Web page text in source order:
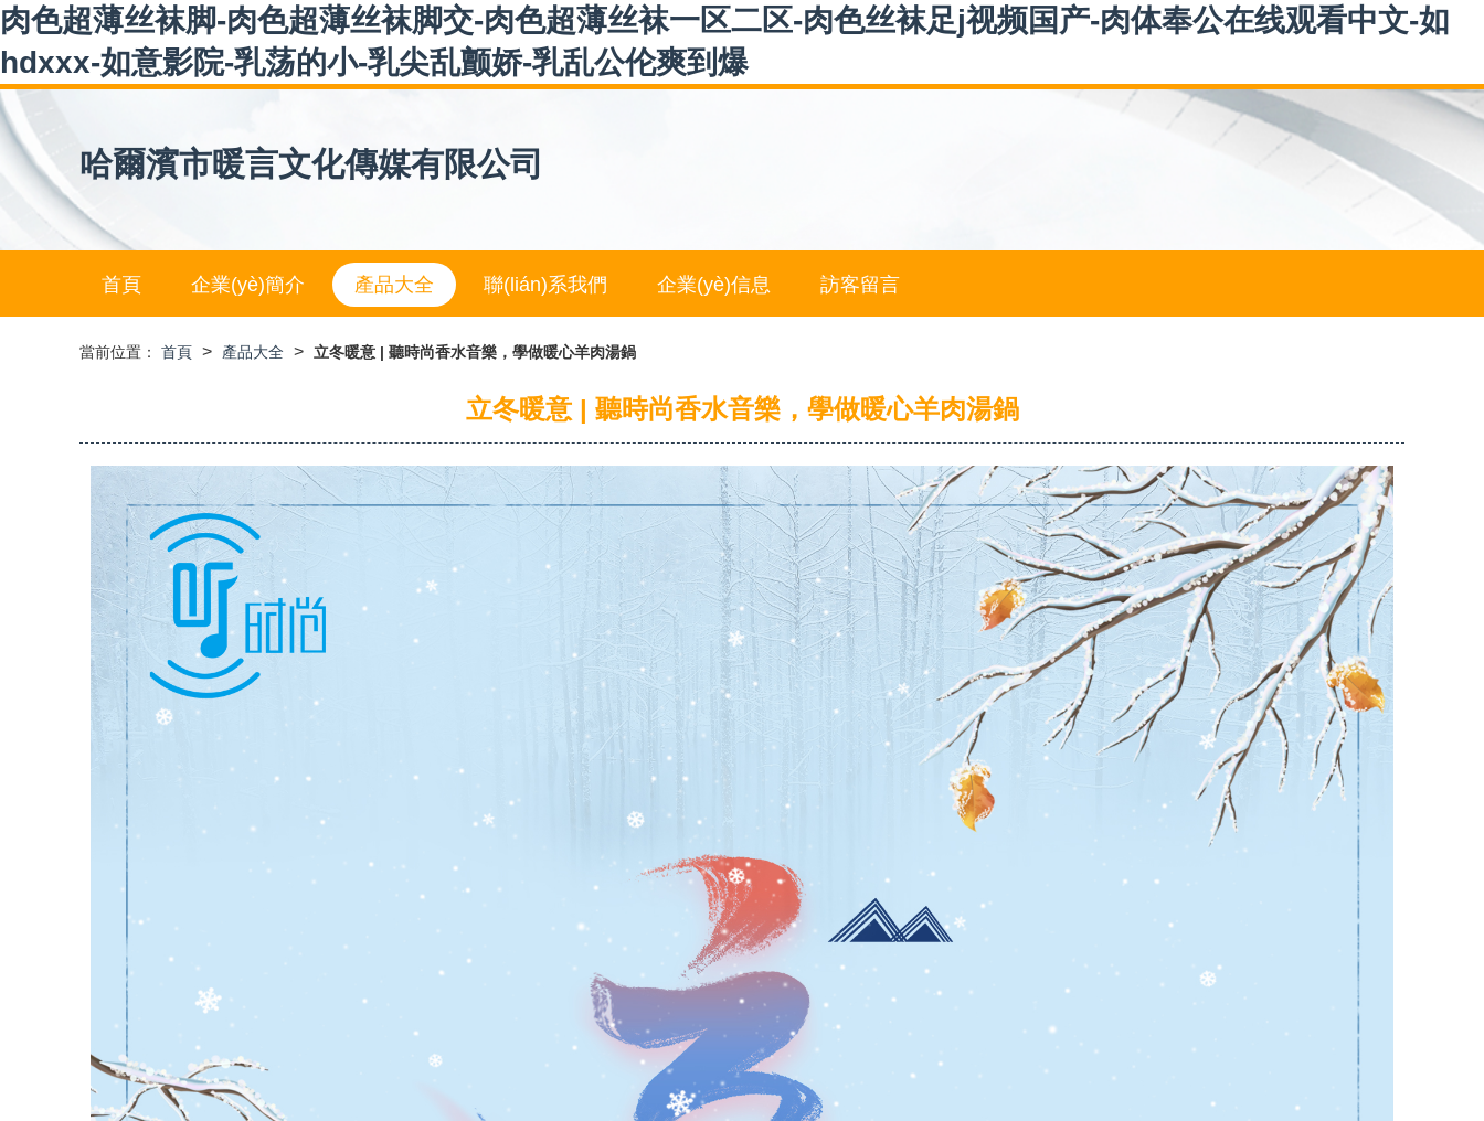
肉色超薄丝袜脚-肉色超薄丝袜脚交-肉色超薄丝袜一区二区-肉色丝袜足j视频国产-肉体奉公在线观看中文-如
hdxxx-如意影院-乳荡的小-乳尖乱颤娇-乳乱公伦爽到爆
哈爾濱市暖言文化傳媒有限公司
首頁 企業(yè)簡介 產品大全 聯(lián)系我們 企業(yè)信息 訪客留言
當前位置： 首頁 > 產品大全 > 立冬暖意 | 聽時尚香水音樂，學做暖心羊肉湯鍋
立冬暖意 | 聽時尚香水音樂，學做暖心羊肉湯鍋